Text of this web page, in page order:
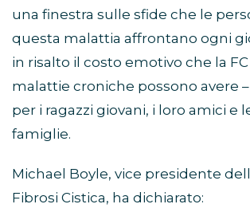
una finestra sulle sfide che le
questa malattia affrontano ogni
in risalto il costo emotivo che la
malattie croniche possono avere
per i ragazzi giovani, i loro amici e
famiglie.
Michael Boyle, vice presidente
Fibrosi Cistica, ha dichiarato: